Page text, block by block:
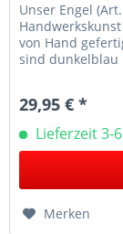
Unser Engel
von Hand
sind dunkelblau
29,95 € *
Lieferzeit 3-
Merken